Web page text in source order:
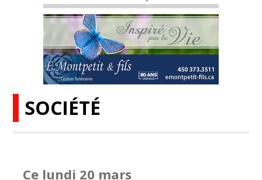
SOCIÉTÉ
Ce lundi 20 mars